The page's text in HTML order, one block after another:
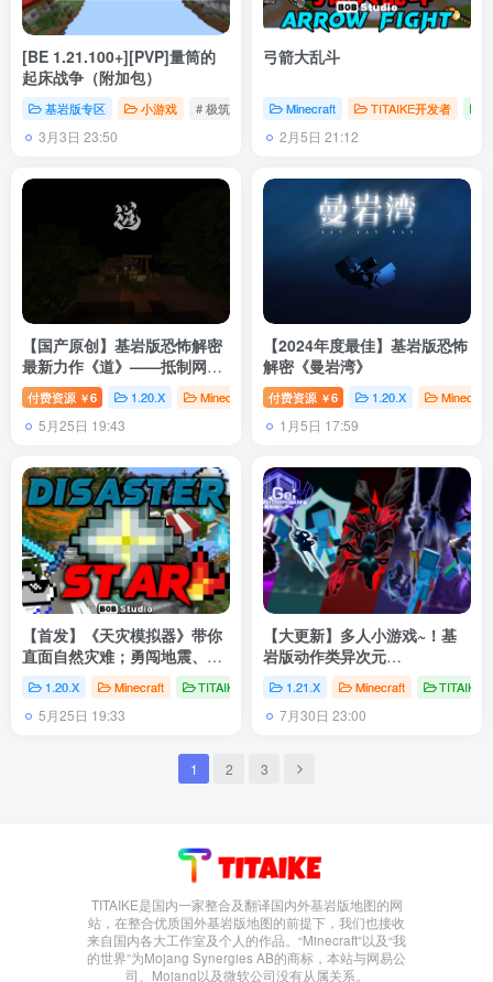
[BE 1.21.100+][PVP]量筒的
起床战争（附加包）
基岩版专区 小游戏 # 极筑工坊 # 量筒 # 模组
3月3日 23:50
弓箭大乱斗
Minecraft TITAIKE开发者
2月5日 21:12
【国产原创】基岩版恐怖解密
最新力作《道》——抵制网络
语言暴力！
付费资源 ￥6 1.20.X Minecraft TITAIKE开发者 # Minecraft # 我
5月25日 19:43
【2024年度最佳】基岩版恐怖
解密《曼岩湾》
付费资源 ￥6 1.20.X Minecraft
1月5日 17:59
【首发】《天灾模拟器》带你
直面自然灾难；勇闯地震、洪
水、飓风等绝境【1.20.10】
1.20.X Minecraft TITAIKE开发者 # Minecraft # 我的世界 # 基岩
5月25日 19:33
【大更新】多人小游戏~！基
岩版动作类异次元
PVP《REGEL》ver1.55（授
权汉化）
1.21.X Minecraft TITAIKE
7月30日 23:00
1 2 3
TITAIKE是国内一家整合及翻译国内外基岩版地图的网
站，在整合优质国外基岩版地图的前提下，我们也接收
来自国内各大工作室及个人的作品。“Minecraft”以及“我
的世界”为Mojang Synergies AB的商标，本站与网易公
司、Mojang以及微软公司没有从属关系。